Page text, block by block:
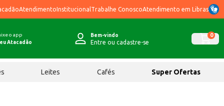
AtendimentoInstitucional Trabalhe ConoscoAtendimento em Libras
o app
Atacadão
Bem-vindo
Entre ou cadastre-se
0
Leites Cafés Super Ofertas